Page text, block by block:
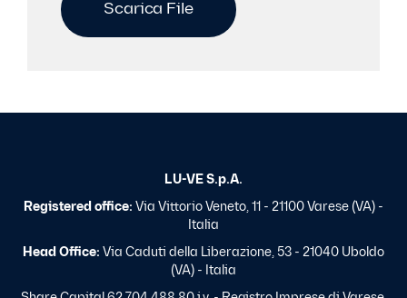
Scarica File
LU-VE S.p.A.
Registered office: Via Vittorio Veneto, 11 - 21100 Varese (VA) -
Italia
Head Office: Via Caduti della Liberazione, 53 - 21040 Uboldo
(VA) - Italia